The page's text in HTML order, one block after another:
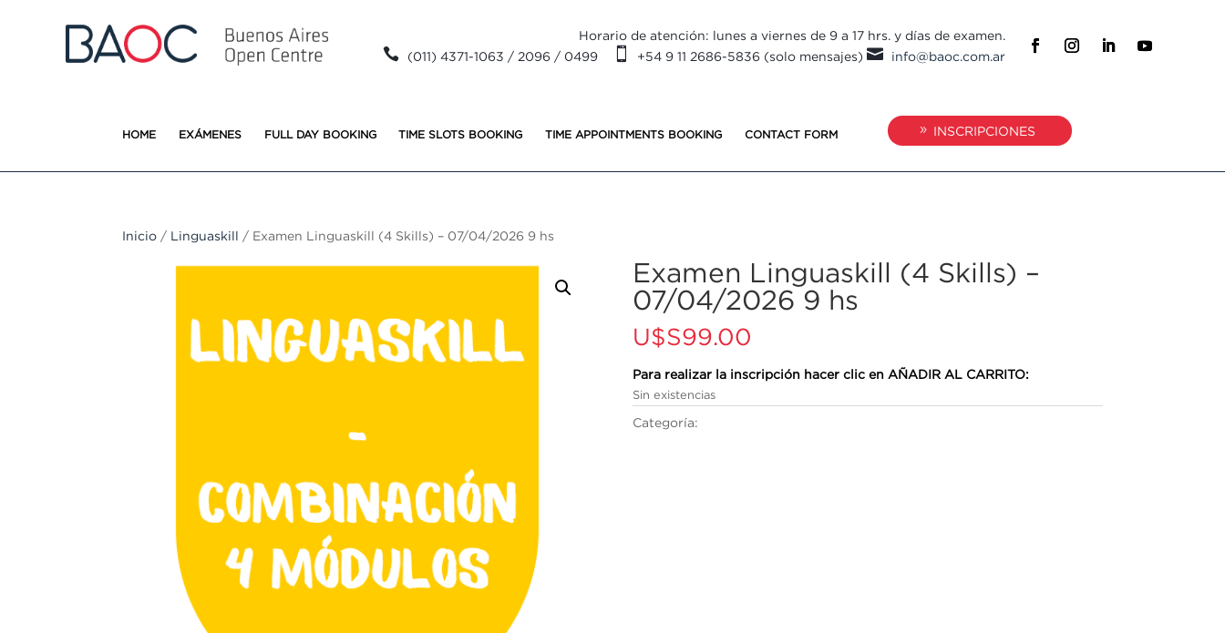
Horario de atención: lunes a viernes de 9 a 17 hrs. y días de examen.
 (011) 4371-1063 / 2096 / 0499  +54 9 11 2686-5836 (solo mensajes)  info@baoc.com.ar
HOME EXÁMENES FULL DAY BOOKING TIME SLOTS BOOKING TIME APPOINTMENTS BOOKING CONTACT FORM INSCRIPCIONES
Inicio / Linguaskill / Examen Linguaskill (4 Skills) – 07/04/2026 9 hs
Examen Linguaskill (4 Skills) –
07/04/2026 9 hs
U$S99.00
Para realizar la inscripción hacer clic en AÑADIR AL CARRITO:
Sin existencias
Categoría: